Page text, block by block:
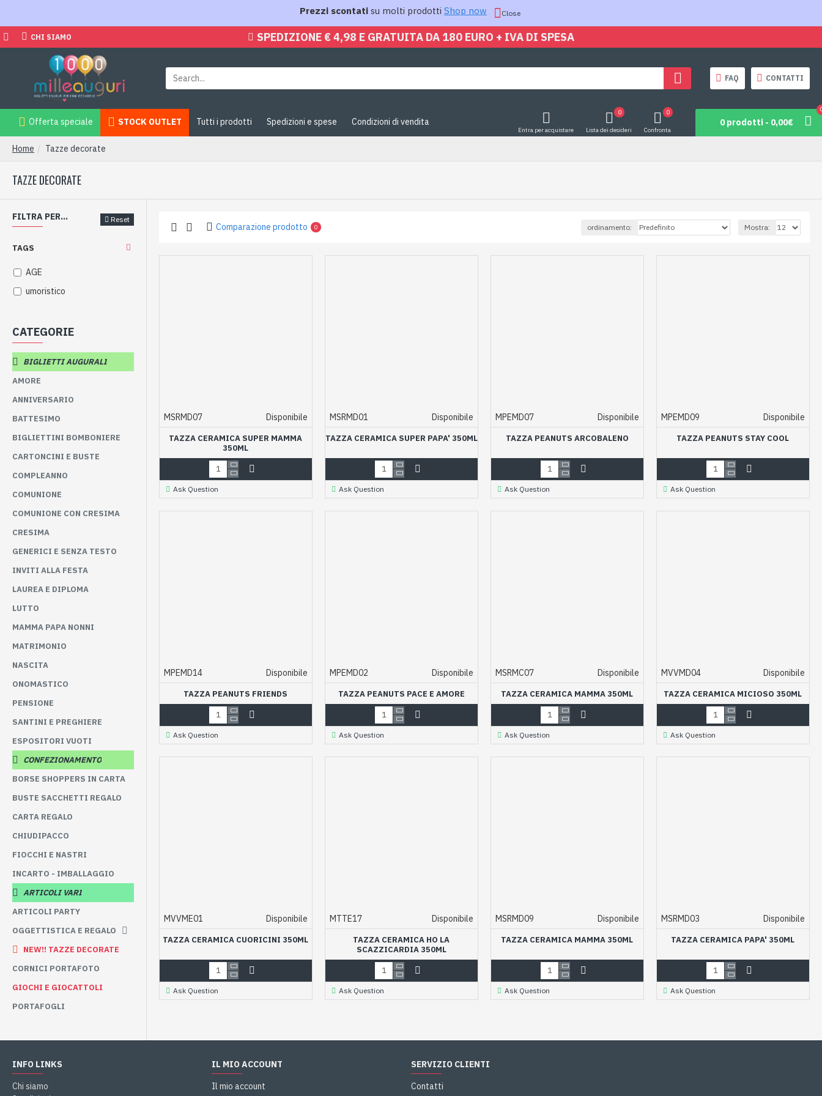
Prezzi scontati su molti prodotti Shop now Close
CHI SIAMO SPEDIZIONE € 4,98 E GRATUITA DA 180 EURO + IVA DI SPESA
FAQ CONTATTI
Offerta speciale STOCK OUTLET Tutti i prodotti Spedizioni e spese Condizioni di vendita
Entra per acquistare Lista dei desideri
0
Confronta
0
0 prodotti - 0,00€
Home Tazze decorate
TAZZE DECORATE
FILTRA PER... Reset
TAGS
AGE
umoristico
CATEGORIE
BIGLIETTI AUGURALI
AMORE
ANNIVERSARIO
BATTESIMO
BIGLIETTINI BOMBONIERE
CARTONCINI E BUSTE
COMPLEANNO
COMUNIONE
COMUNIONE CON CRESIMA
CRESIMA
GENERICI E SENZA TESTO
INVITI ALLA FESTA
LAUREA E DIPLOMA
LUTTO
MAMMA PAPA NONNI
MATRIMONIO
NASCITA
ONOMASTICO
PENSIONE
SANTINI E PREGHIERE
ESPOSITORI VUOTI
CONFEZIONAMENTO
BORSE SHOPPERS IN CARTA
BUSTE SACCHETTI REGALO
CARTA REGALO
CHIUDIPACCO
FIOCCHI E NASTRI
INCARTO - IMBALLAGGIO
ARTICOLI VARI
ARTICOLI PARTY
OGGETTISTICA E REGALO
NEW!! TAZZE DECORATE
CORNICI PORTAFOTO
GIOCHI E GIOCATTOLI
PORTAFOGLI
Comparazione prodotto 0 ordinamento: Mostra:
MSRMD07 Disponibile
TAZZA CERAMICA SUPER MAMMA
350ML
Ask Question
MSRMD01 Disponibile
TAZZA CERAMICA SUPER PAPA' 350ML
Ask Question
MPEMD07 Disponibile
TAZZA PEANUTS ARCOBALENO
Ask Question
MPEMD09 Disponibile
TAZZA PEANUTS STAY COOL
Ask Question
MPEMD14 Disponibile
TAZZA PEANUTS FRIENDS
Ask Question
MPEMD02 Disponibile
TAZZA PEANUTS PACE E AMORE
Ask Question
MSRMC07 Disponibile
TAZZA CERAMICA MAMMA 350ML
Ask Question
MVVMD04 Disponibile
TAZZA CERAMICA MICIOSO 350ML
Ask Question
MVVME01 Disponibile
TAZZA CERAMICA CUORICINI 350ML
Ask Question
MTTE17 Disponibile
TAZZA CERAMICA HO LA
SCAZZICARDIA 350ML
Ask Question
MSRMD09 Disponibile
TAZZA CERAMICA MAMMA 350ML
Ask Question
MSRMD03 Disponibile
TAZZA CERAMICA PAPA' 350ML
Ask Question
INFO LINKS
Chi siamo
IL MIO ACCOUNT
Il mio account
SERVIZIO CLIENTI
Contatti